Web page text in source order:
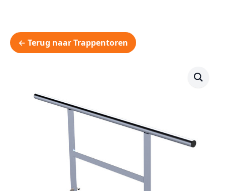
← Terug naar Trappentoren